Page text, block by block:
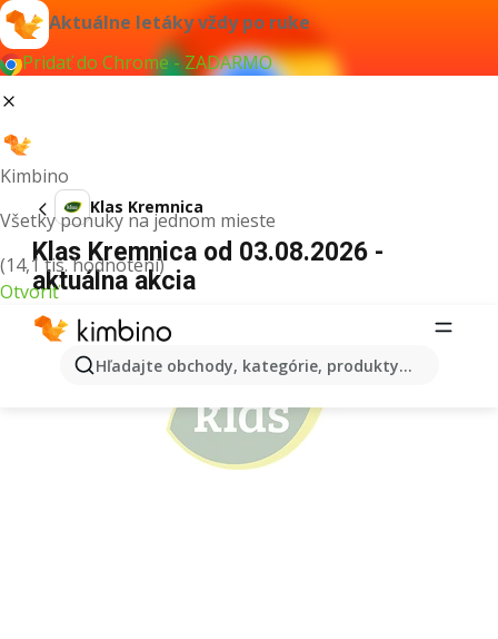
Aktuálne letáky vždy po ruke
Pridať do Chrome - ZADARMO
Kimbino
Všetky ponuky na jednom mieste
(14,1 tis. hodnotení)
Otvoriť
Hľadajte obchody, kategórie, produkty...
Klas Kremnica
Klas Kremnica od 03.08.2026 -
aktuálna akcia